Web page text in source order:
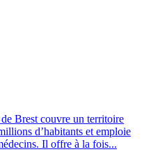
Brest couvre un territoire
d’habitants et emploie
Il offre à la fois...